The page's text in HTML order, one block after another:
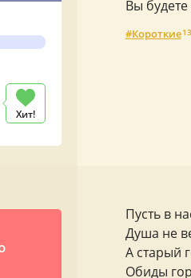
Хит!
Вы
Короткие13
Пусть в
Душа не
А старый
Обиды